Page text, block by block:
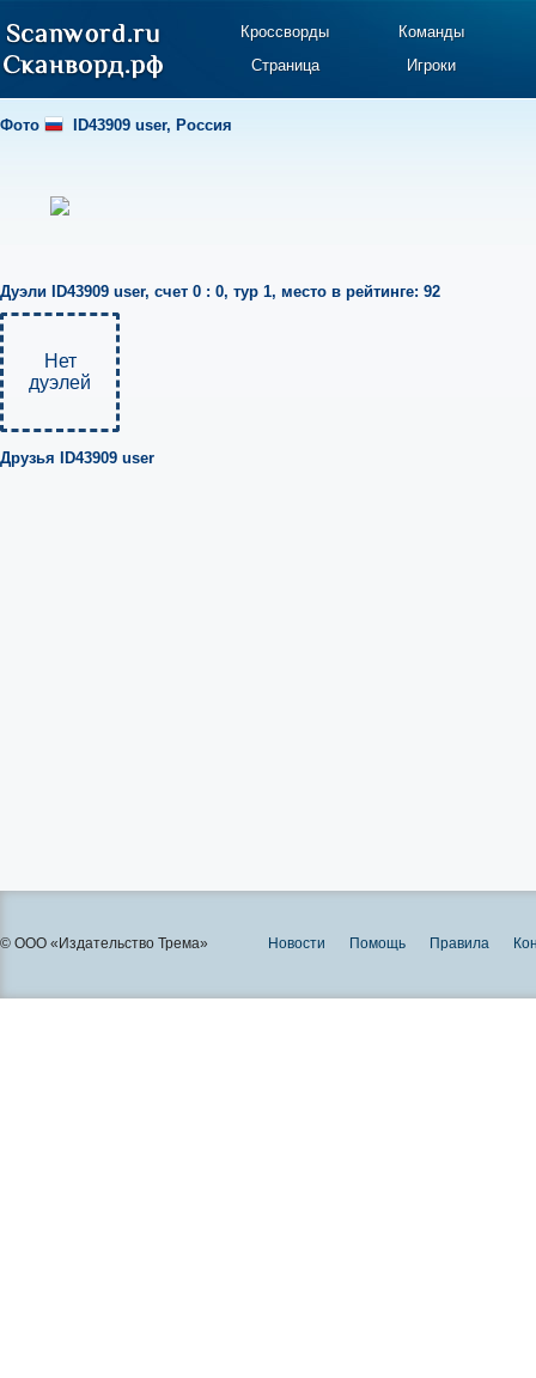
Кроссворды
Команды
Страница
Игроки
Фото ID43909 user, Россия
Дуэли ID43909 user, счет 0 : 0, тур 1, место в рейтинге: 92
Нет
дуэлей
Друзья ID43909 user
© ООО «Издательство Трема» Новости Помощь Правила